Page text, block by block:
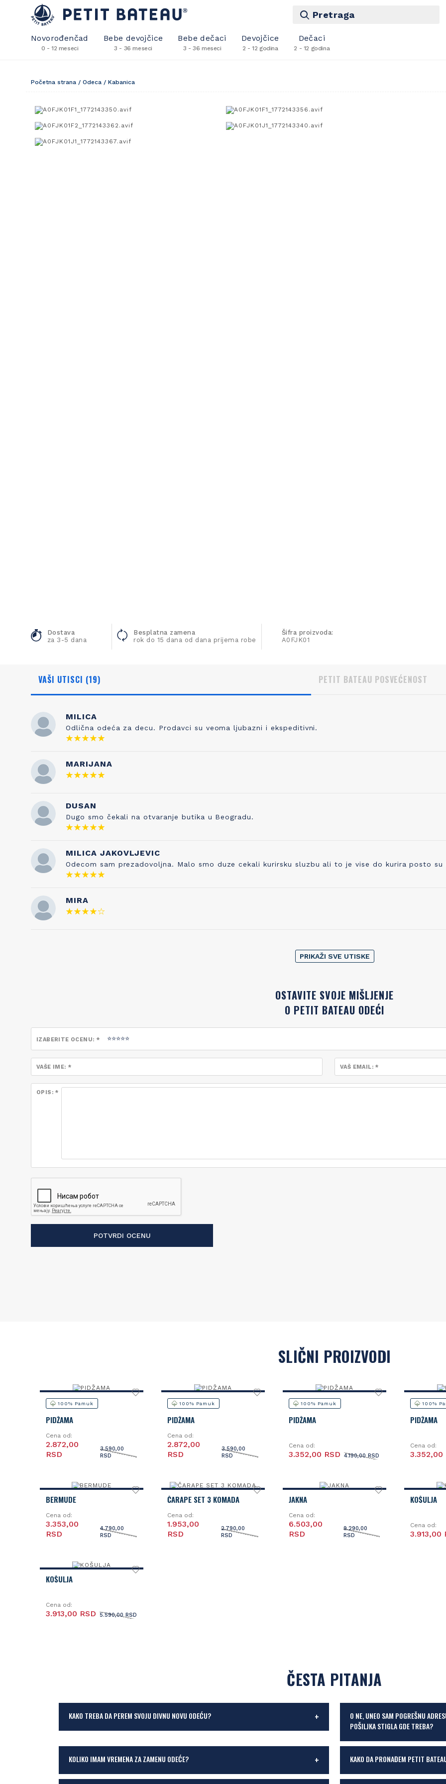
Pretraga
Novorođenčad
0 - 12 meseci
Bebe devojčice
3 - 36 meseci
Bebe dečaci
3 - 36 meseci
Devojčice
2 - 12 godina
Dečaci
2 - 12 godina
Početna strana / Odeca / Kabanica
Dostava
za 3-5 dana
Besplatna zamena
rok do 15 dana od dana prijema robe
Šifra proizvoda:
A0FJK01
VAŠI UTISCI (19)
MILICA
Odlična odeća za decu. Prodavci su veoma ljubazni i ekspeditivni.
MARIJANA
DUSAN
Dugo smo čekali na otvaranje butika u Beogradu.
MILICA JAKOVLJEVIC
Odecom sam prezadovoljna. Malo smo duze cekali kurirsku sluzbu ali to je vise do kurira posto
MIRA
PRIKAŽI SVE UTISKE
OSTAVITE SVOJE MIŠLJENJE
O PETIT BATEAU ODEĆI
IZABERITE OCENU: *
VAŠE IME: * VAŠ EMAIL: *
OPIS: *
POTVRDI OCENU
PETIT BATEAU POSVEĆENOST
Otkud ime Petit Bateau? To nema nikakve
veze sa čarapama, prvobitnim poslom
1893. Sve je počelo od njegovog sina
Etiennea, koji je izumeo gaće 1918. godine, a
inspirisan je francuskom vrtićkom
je njegova supruga pevala njihovoj deci. I
tako su brend i ova pesmica postale
neraskidivo povezane!
kvaliteta sve do kraja proizvodne linije. Zato
SLIČNI PROIZVODI
100% Pamuk
PIDŽAMA
Cena od:
3.590,00
RSD
2.872,00
RSD
100% Pamuk
PIDŽAMA
Cena od:
3.590,00
RSD
2.872,00
RSD
100% Pamuk
PIDŽAMA
Cena od:
4.190,00 RSD
3.352,00 RSD
100%
PIDŽAMA
Cena od:
3.352,00
BERMUDE
Cena od:
4.790,00
RSD
3.353,00
RSD
ČARAPE SET 3 KOMADA
Cena od:
2.790,00
RSD
1.953,00
RSD
JAKNA
Cena od:
9.290,00
RSD
6.503,00
RSD
KOŠULJA
Cena od:
3.913,00
KOŠULJA
Cena od:
5.590,00 RSD
3.913,00 RSD
ČESTA PITANJA
KAKO TREBA DA PEREM SVOJU DIVNU NOVU ODEĆU?
O NE, UNEO SAM POGREŠNU
POŠILJKA STIGLA GDE TREBA?
KOLIKO IMAM VREMENA ZA ZAMENU ODEĆE? KAKO DA PRONAĐEM PETIT